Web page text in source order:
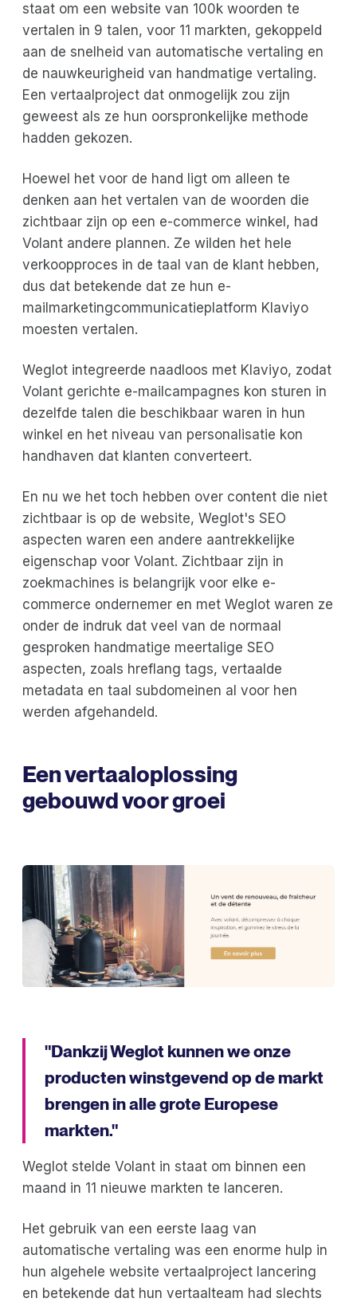
staat om een website van 100k woorden te
vertalen in 9 talen, voor 11 markten, gekoppeld
aan de snelheid van automatische vertaling en
de nauwkeurigheid van handmatige vertaling.
Een vertaalproject dat onmogelijk zou zijn
geweest als ze hun oorspronkelijke methode
hadden gekozen.
Hoewel het voor de hand ligt om alleen te
denken aan het vertalen van de woorden die
zichtbaar zijn op een e-commerce winkel, had
Volant andere plannen. Ze wilden het hele
verkoopproces in de taal van de klant hebben,
dus dat betekende dat ze hun e-
mailmarketingcommunicatieplatform Klaviyo
moesten vertalen.
Weglot integreerde naadloos met Klaviyo, zodat
Volant gerichte e-mailcampagnes kon sturen in
dezelfde talen die beschikbaar waren in hun
winkel en het niveau van personalisatie kon
handhaven dat klanten converteert.
En nu we het toch hebben over content die niet
zichtbaar is op de website, Weglot's SEO
aspecten waren een andere aantrekkelijke
eigenschap voor Volant. Zichtbaar zijn in
zoekmachines is belangrijk voor elke e-
commerce ondernemer en met Weglot waren ze
onder de indruk dat veel van de normaal
gesproken handmatige meertalige SEO
aspecten, zoals hreflang tags, vertaalde
metadata en taal subdomeinen al voor hen
werden afgehandeld.
Een vertaaloplossing
gebouwd voor groei
"Dankzij Weglot kunnen we onze
producten winstgevend op de markt
brengen in alle grote Europese
markten."
Weglot stelde Volant in staat om binnen een
maand in 11 nieuwe markten te lanceren.
Het gebruik van een eerste laag van
automatische vertaling was een enorme hulp in
hun algehele website vertaalproject lancering
en betekende dat hun vertaalteam had slechts